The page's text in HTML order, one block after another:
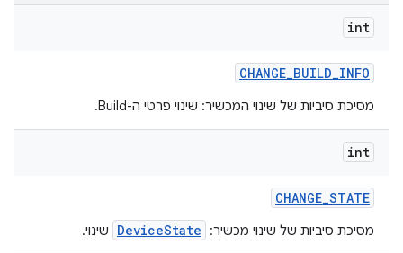
int
CHANGE_BUILD_INFO
מסיכת סיביות של שינוי המכשיר: שינוי פרטי ה-Build.
int
CHANGE_STATE
מסיכת סיביות של שינוי מכשיר: DeviceState שינוי.